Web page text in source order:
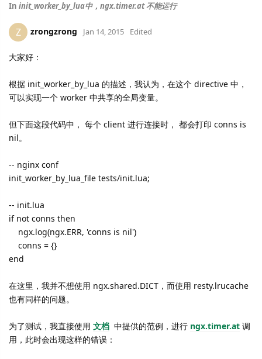
In init_worker_by_lua中，ngx.timer.at 不能运行
Z zrongzrong Jan 14, 2015 Edited
大家好：
根据 init_worker_by_lua 的描述，我认为，在这个 directive 中，
可以实现一个 worker 中共享的全局变量。
但下面这段代码中， 每个 client 进行连接时， 都会打印 conns is
nil。
-- nginx conf
init_worker_by_lua_file tests/init.lua;
-- init.lua
if not conns then
ngx.log(ngx.ERR, 'conns is nil')
conns = {}
end
在这里，我并不想使用 ngx.shared.DICT，而使用 resty.lrucache
也有同样的问题。
为了测试，我直接使用 文档 中提供的范例，进行 ngx.timer.at 调
用，此时会出现这样的错误：